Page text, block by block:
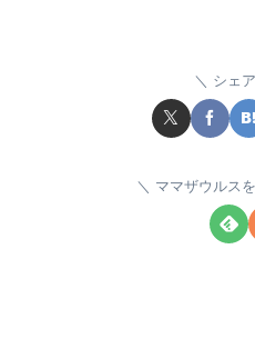
シェ
ママザウルス